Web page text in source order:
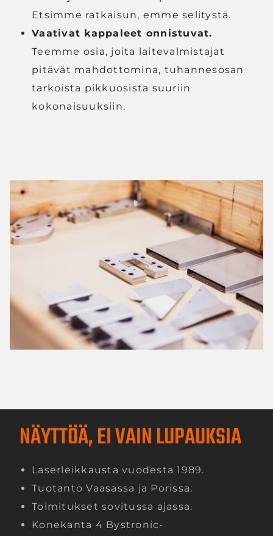
Etsimme ratkaisun, emme selitystä.
Vaativat kappaleet onnistuvat.
Teemme osia, joita laitevalmistajat
pitävät mahdottomina, tuhannesosan
tarkoista pikkuosista suuriin
kokonaisuuksiin.
NÄYTTÖÄ, EI VAIN LUPAUKSIA
Laserleikkausta vuodesta 1989.
Tuotanto Vaasassa ja Porissa.
Toimitukset sovitussa ajassa.
Konekanta 4 Bystronic-